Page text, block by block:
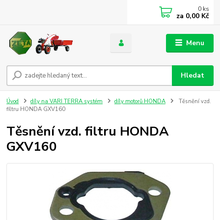
Menu
Hledat
0 ks
za 0,00 Kč
Úvod díly na VARI TERRA systém díly motorů HONDA
Těsnění vzd.
filtru HONDA GXV160
Těsnění vzd. filtru HONDA
GXV160